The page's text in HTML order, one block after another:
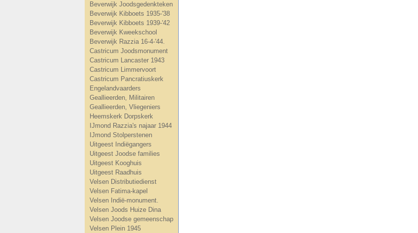
Beverwijk Joodsgedenkteken
Beverwijk Kibboets 1935-'38
Beverwijk Kibboets 1939-'42
Beverwijk Kweekschool
Beverwijk Razzia 16-4-'44.
Castricum Joodsmonument
Castricum Lancaster 1943
Castricum Limmervoort
Castricum Pancratiuskerk
Engelandvaarders
Geallieerden, Militairen
Geallieerden, Vliegeniers
Heemskerk Dorpskerk
IJmond Razzia's najaar 1944
IJmond Stolperstenen
Uitgeest Indiëgangers
Uitgeest Joodse families
Uitgeest Kooghuis
Uitgeest Raadhuis
Velsen Distributiedienst
Velsen Fatima-kapel
Velsen Indië-monument.
Velsen Joods Huize Dina
Velsen Joodse gemeenschap
Velsen Plein 1945